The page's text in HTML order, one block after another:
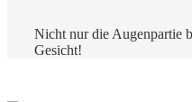
Nicht nur die Augenpartie
Gesicht!